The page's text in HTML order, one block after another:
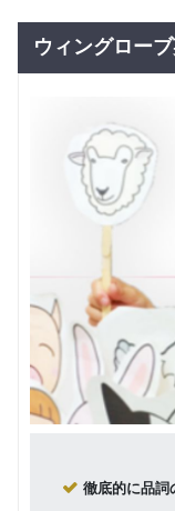
ウィングロー
徹底的に品詞